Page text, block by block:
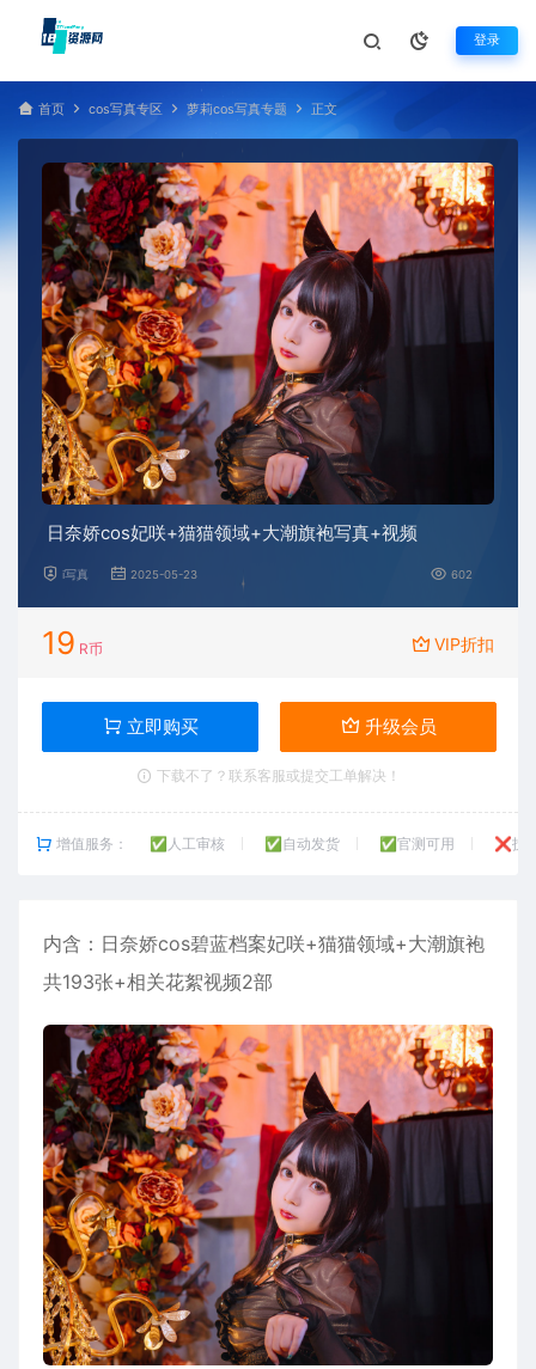
登录
首页 cos写真专区 萝莉cos写真专题 正文
日奈娇cos妃咲+猫猫领域+大潮旗袍写真+视频
i写真 2025-05-23 602
19 R币 VIP折扣
立即购买 升级会员
下载不了？联系客服或提交工单解决！
增值服务： ✅人工审核 ✅自动发货 ✅官测可用 ❌技
内含： 日奈娇cos碧蓝档案妃咲+猫猫领域+大潮旗袍
共193张+相关花絮视频2部